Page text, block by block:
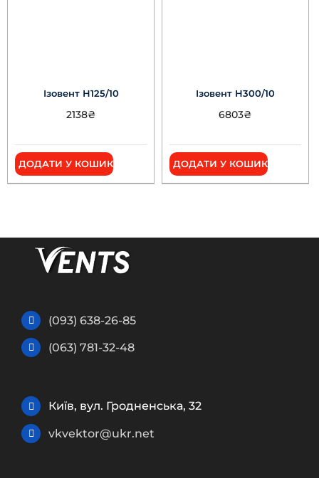
Ізовент Н125/10
2138₴
ДОДАТИ У КОШИК
Ізовент Н300/10
6803₴
ДОДАТИ У КОШИК
(093) 638-26-85
(063) 781-32-48
Київ, вул. Гродненська, 32
vkvektor@ukr.net